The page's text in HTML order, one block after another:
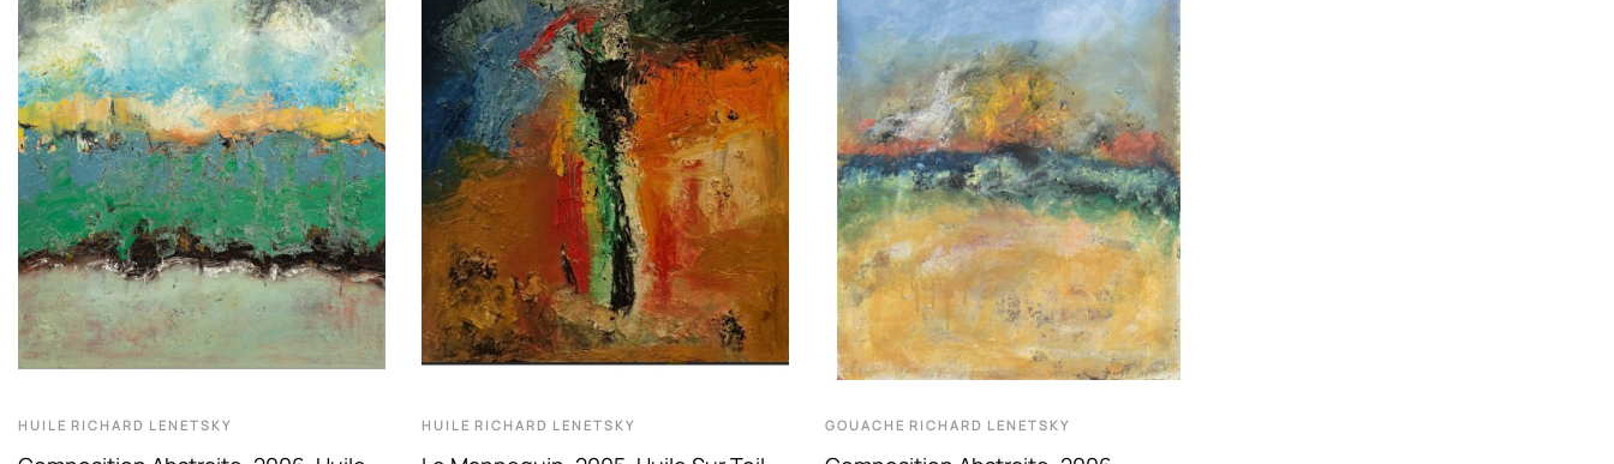
HUILE RICHARD LENETSKY HUILE RICHARD LENETSKY GOUACHE RICHARD LENETSKY